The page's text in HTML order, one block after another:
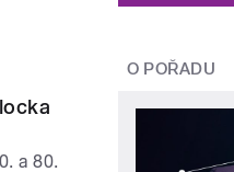
a 80.
O POŘADU